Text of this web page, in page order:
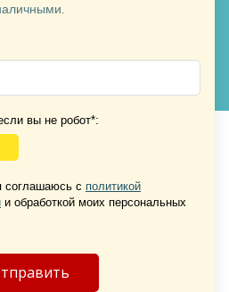
Хочу такую
вы не робот*:
соглашаюсь с политикой
и обработкой моих персональных